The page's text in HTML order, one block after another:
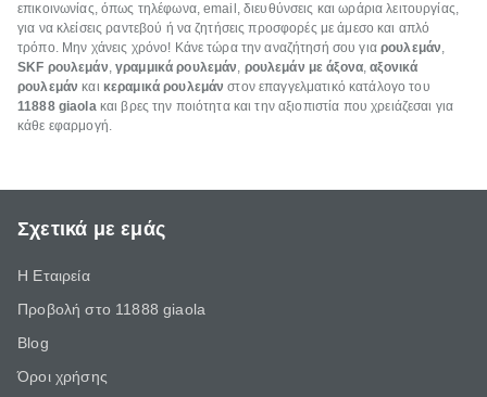
επικοινωνίας, όπως τηλέφωνα, email, διευθύνσεις και ωράρια λειτουργίας,
για να κλείσεις ραντεβού ή να ζητήσεις προσφορές με άμεσο και απλό
τρόπο. Μην χάνεις χρόνο! Κάνε τώρα την αναζήτησή σου για ρουλεμάν,
SKF ρουλεμάν, γραμμικά ρουλεμάν, ρουλεμάν με άξονα,αξονικά
ρουλεμάν και κεραμικά ρουλεμάν στον επαγγελματικό κατάλογο του
11888 giaolaκαι βρες την ποιότητα και την αξιοπιστία που χρειάζεσαι για
κάθε εφαρμογή.
Σχετικά με εμάς
Η Εταιρεία
Προβολή στο 11888 giaola
Blog
Όροι χρήσης